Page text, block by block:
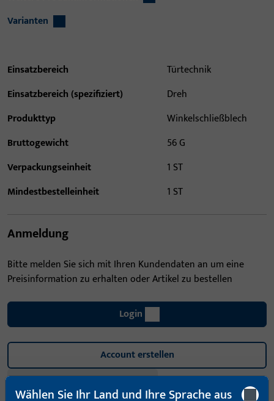
Varianten
Einsatzbereich
Türtechnik
Einsatzbereich (spezifiziert)
Dreh
Produkttyp
Winkelschließblech
Bruttogewicht
56 G
Verpackungseinheit
1 ST
Mindestbestelleinheit
1 ST
Anmeldung
Bitte melden Sie sich mit Ihren Kundendaten an um eine
Preisinformation zu erhalten oder Artikel zu bestellen
Login
Account erstellen
Produktbeschreibung
Wählen Sie Ihr Land und Ihre Sprache aus